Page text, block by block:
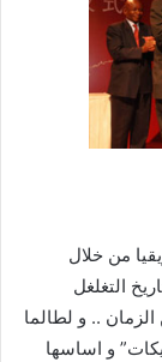
من خلال
التغلغل
الزمان .. و لطالما
و اساسها